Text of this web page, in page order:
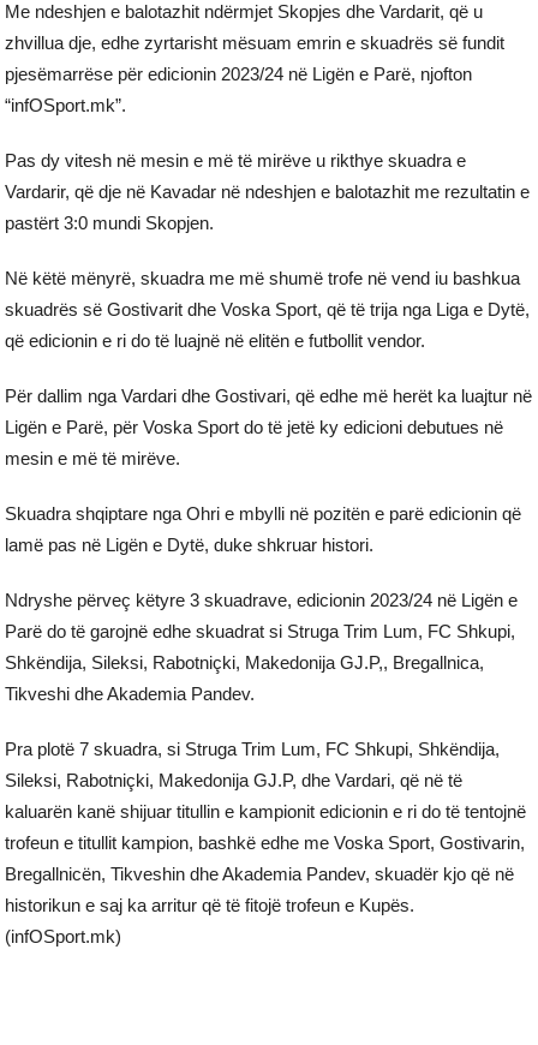
Me ndeshjen e balotazhit ndërmjet Skopjes dhe Vardarit, që u
zhvillua dje, edhe zyrtarisht mësuam emrin e skuadrës së fundit
pjesëmarrëse për edicionin 2023/24 në Ligën e Parë, njofton
“infOSport.mk”.
Pas dy vitesh në mesin e më të mirëve u rikthye skuadra e
Vardarir, që dje në Kavadar në ndeshjen e balotazhit me rezultatin e
pastërt 3:0 mundi Skopjen.
Në këtë mënyrë, skuadra me më shumë trofe në vend iu bashkua
skuadrës së Gostivarit dhe Voska Sport, që të trija nga Liga e Dytë,
që edicionin e ri do të luajnë në elitën e futbollit vendor.
Për dallim nga Vardari dhe Gostivari, që edhe më herët ka luajtur në
Ligën e Parë, për Voska Sport do të jetë ky edicioni debutues në
mesin e më të mirëve.
Skuadra shqiptare nga Ohri e mbylli në pozitën e parë edicionin që
lamë pas në Ligën e Dytë, duke shkruar histori.
Ndryshe përveç këtyre 3 skuadrave, edicionin 2023/24 në Ligën e
Parë do të garojnë edhe skuadrat si Struga Trim Lum, FC Shkupi,
Shkëndija, Sileksi, Rabotniçki, Makedonija GJ.P,, Bregallnica,
Tikveshi dhe Akademia Pandev.
Pra plotë 7 skuadra, si Struga Trim Lum, FC Shkupi, Shkëndija,
Sileksi, Rabotniçki, Makedonija GJ.P, dhe Vardari, që në të
kaluarën kanë shijuar titullin e kampionit edicionin e ri do të tentojnë
trofeun e titullit kampion, bashkë edhe me Voska Sport, Gostivarin,
Bregallnicën, Tikveshin dhe Akademia Pandev, skuadër kjo që në
historikun e saj ka arritur që të fitojë trofeun e Kupës.
(infOSport.mk)